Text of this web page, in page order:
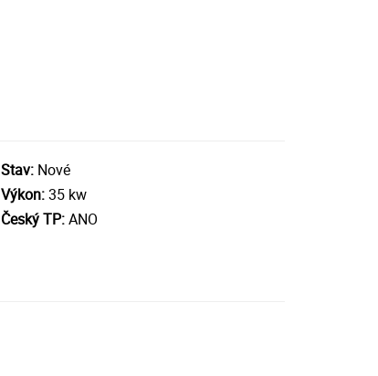
Stav:Nové
Výkon:35 kw
Český TP:ANO